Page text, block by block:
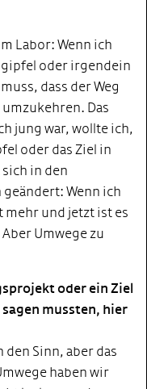
Labor: Wenn ich
oder irgendein
dass der Weg
Das
jung war, wollte ich,
oder das Ziel in
in den
Wenn ich
und jetzt ist es
Umwege zu
oder ein Ziel
mussten, hier
Sinn, aber das
haben wir